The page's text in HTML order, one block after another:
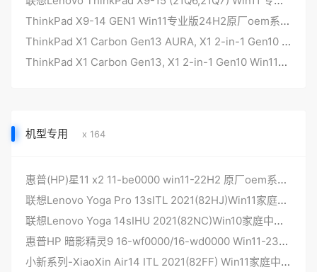
ThinkPad X9-14 GEN1 Win11专业版24H2原厂oem系统（26100）
ThinkPad X1 Carbon Gen13 AURA, X1 2-in-1 Gen10 Win11专业版24H2 原厂oem系统（26100）
ThinkPad X1 Carbon Gen13, X1 2-in-1 Gen10 Win11家庭中文版24H2原厂oem系统（26100）
机型专用 x 164
惠普(HP)星11 x2 11-be0000 win11-22H2 原厂oem系统，带机型专用驱动和一键还原功能
联想Lenovo Yoga Pro 13sITL 2021(82HJ)Win11家庭中文版 原厂oem系统
联想Lenovo Yoga 14sIHU 2021(82NC)Win10家庭中文版 原厂oem系统
惠普HP 暗影精灵9 16-wf0000/16-wd0000 Win11-23H2原厂oem系统
小新系列-XiaoXin Air14 ITL 2021(82FF) Win11家庭中文版 原厂oem系统